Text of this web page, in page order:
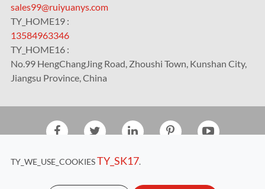
sales99@ruiyuanys.com
TY_HOME19 :
13584963346
TY_HOME16 :
No.99 HengChangJing Road, Zhoushi Town, Kunshan City,
Jiangsu Province, China
TY_HOME17
TY_WE_USE_COOKIESTY_SK17.